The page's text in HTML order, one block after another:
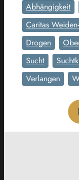
Abhängigkeit
Caritas
Drogen
Sucht
Verlangen